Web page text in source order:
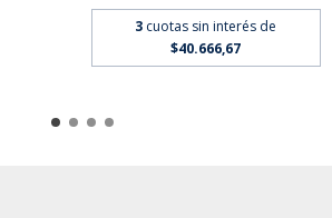
3 cuotas sin interés de
$40.666,67